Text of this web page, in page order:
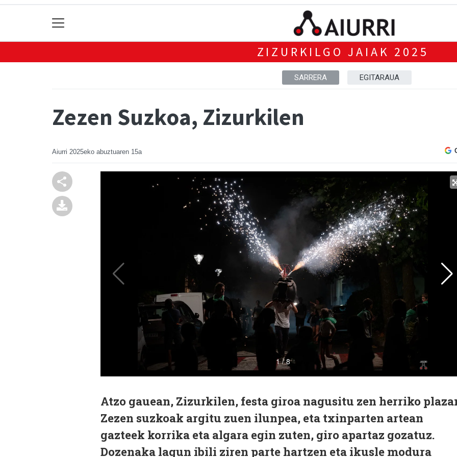
ZIZURKILGO JAIAK 2025
SARRERA EGITARAUA
Zezen Suzkoa, Zizurkilen
Aiurri 2025eko abuztuaren 15a
Atzo gauean, Zizurkilen, festa giroa nagusitu zen herriko
Zezen suzkoak argitu zuen ilunpea, eta txinparten artean
gazteek korrika eta algara egin zuten, giro apartaz gozatuz.
Dozenaka lagun ibili ziren parte hartzen eta ikusle modura